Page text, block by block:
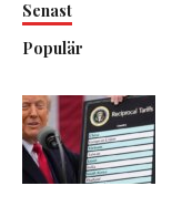
Senast
Populär